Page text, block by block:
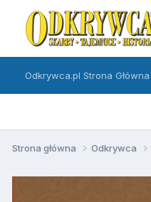
Odkrywca.pl Strona Główna
Strona główna Odkrywca